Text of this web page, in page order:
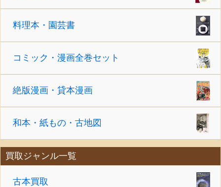
料理本・園芸書
コミック・漫画全巻セット
絶版漫画・貸本漫画
和本・紙もの・古地図
買取ジャンル一覧
古本買取